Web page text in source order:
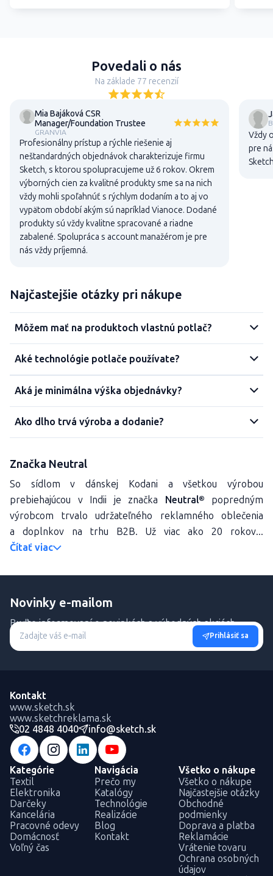
Povedali o nás
Na základe 77 recenzií
Mia Bajáková CSR
Manager/Foundation Trustee
GRANVIA
Profesionálny prístup a rýchle riešenie aj
neštandardných objednávok charakterizuje firmu
Sketch, s ktorou spolupracujeme už 6 rokov. Okrem
výborných cien za kvalitné produkty sme sa na nich
vždy mohli spoľahnúť s rýchlym dodaním a to aj vo
vypätom období akým sú napríklad Vianoce. Dodané
produkty sú vždy kvalitne spracované a riadne
zabalené. Spolupráca s account manažérom je pre
nás vždy príjemná.
Vždy
pre
Najčastejšie otázky pri nákupe
Môžem mať na produktoch vlastnú potlač?
Aké technológie potlače používate?
Aká je minimálna výška objednávky?
Ako dlho trvá výroba a dodanie?
Značka Neutral
So sídlom v dánskej Kodani a všetkou výrobou
prebiehajúcou v Indii je značka Neutral® popredným
výrobcom trvalo udržateľného reklamného oblečenia
a doplnkov na trhu B2B. Už viac ako 20 rokov...
Čítať viac
Novinky e-mailom
Buďte informovaní o novinkách a výhodných akciách.
Prihlásiť sa
Kontakt
www.sketch.sk
www.sketchreklama.sk
02 4848 4040
info@sketch.sk
Kategórie
Textil
Elektronika
Darčeky
Kancelária
Pracovné odevy
Domácnosť
Voľný čas
Navigácia
Prečo my
Katalógy
Technológie
Realizácie
Blog
Kontakt
Všetko o nákupe
Všetko o nákupe
Najčastejšie otázky
Obchodné
podmienky
Doprava a platba
Reklamácie
Vrátenie tovaru
Ochrana osobných
údajov